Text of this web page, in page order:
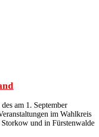
am 1. September
im Wahlkreis
Storkow und in Fürstenwalde